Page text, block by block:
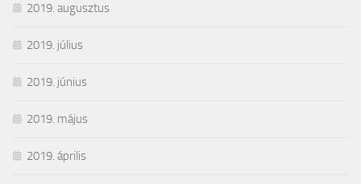
2019. augusztus
2019. július
2019. június
2019. május
2019. április